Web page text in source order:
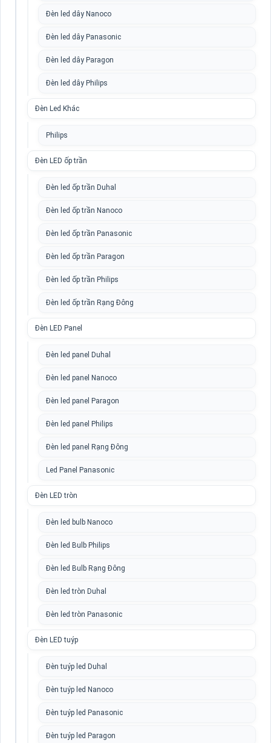
Đèn led dây Nanoco
Đèn led dây Panasonic
Đèn led dây Paragon
Đèn led dây Philips
Đèn Led Khác
Philips
Đèn LED ốp trần
Đèn led ốp trần Duhal
Đèn led ốp trần Nanoco
Đèn led ốp trần Panasonic
Đèn led ốp trần Paragon
Đèn led ốp trần Philips
Đèn led ốp trần Rạng Đông
Đèn LED Panel
Đèn led panel Duhal
Đèn led panel Nanoco
Đèn led panel Paragon
Đèn led panel Philips
Đèn led panel Rạng Đông
Led Panel Panasonic
Đèn LED tròn
Đèn led bulb Nanoco
Đèn led Bulb Philips
Đèn led Bulb Rạng Đông
Đèn led tròn Duhal
Đèn led tròn Panasonic
Đèn LED tuýp
Đèn tuýp led Duhal
Đèn tuýp led Nanoco
Đèn tuýp led Panasonic
Đèn tuýp led Paragon